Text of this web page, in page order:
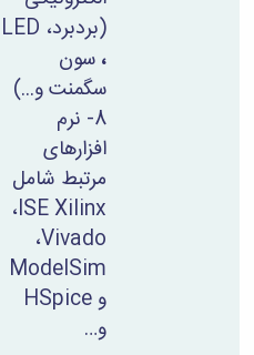
(بردبرد، LED
، سون
سگمنت و...)
8- نرم
افزارهای
مرتبط شامل
Xilinx
ISE،
Vivado،
ModelSim
و HSpice
و…